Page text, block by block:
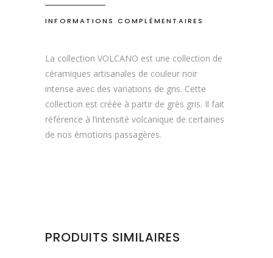
INFORMATIONS COMPLÉMENTAIRES
La collection VOLCANO est une collection de
céramiques artisanales de couleur noir
intense avec des variations de gris. Cette
collection est créée à partir de grès gris. Il fait
référence à l’intensité volcanique de certaines
de nos émotions passagères.
PRODUITS SIMILAIRES